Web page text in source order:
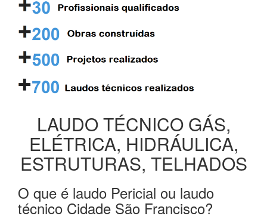
LAUDO TÉCNICO GÁS,
ELÉTRICA, HIDRÁULICA,
ESTRUTURAS, TELHADOS
O que é laudo Pericial ou laudo
técnico Cidade São Francisco?